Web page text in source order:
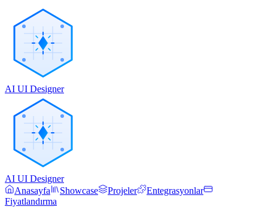
AI UI Designer
AI UI Designer
Anasayfa
Showcase Projeler
Entegrasyonlar
Fiyatlandırma